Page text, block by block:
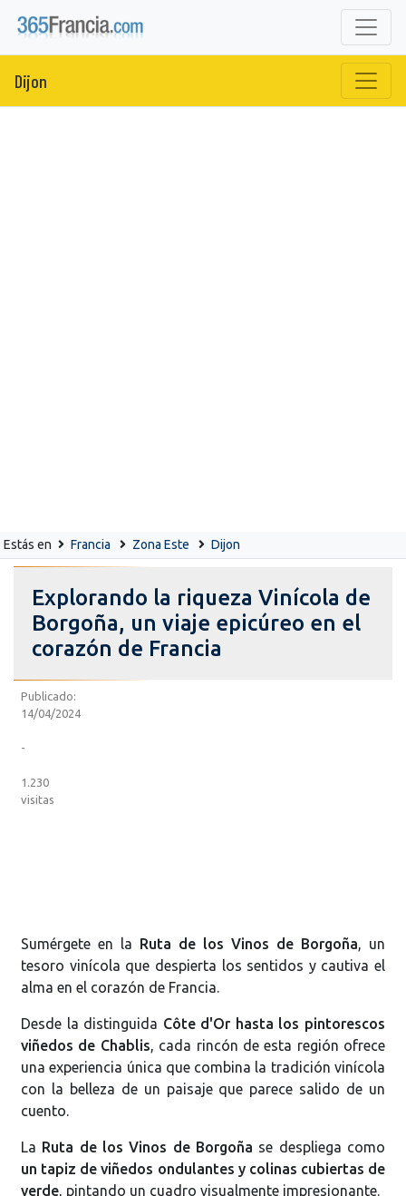
Dijon
Estás en Francia Zona Este Dijon
Explorando la riqueza Vinícola de
Borgoña, un viaje epicúreo en el
corazón de Francia
Publicado:
14/04/2024
-
1.230
visitas
Sumérgete en la Ruta de los Vinos de Borgoña, un
tesoro vinícola que despierta los sentidos y cautiva el
alma en el corazón de Francia.
Desde la distinguida Côte d'Or hasta los pintorescos
viñedos de Chablis, cada rincón de esta región ofrece
una experiencia única que combina la tradición vinícola
con la belleza de un paisaje que parece salido de un
cuento.
La Ruta de los Vinos de Borgoña se despliega como
un tapiz de viñedos ondulantes y colinas cubiertas de
verde, pintando un cuadro visualmente impresionante.